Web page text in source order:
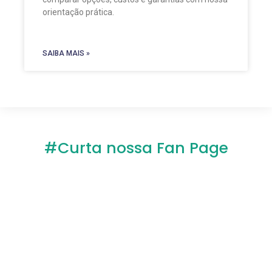
orientação prática.
SAIBA MAIS »
#Curta nossa Fan Page